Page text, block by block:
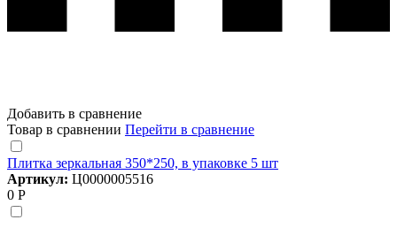
Добавить в сравнение
Товар в сравнении Перейти в сравнение
Плитка зеркальная 350*250, в упаковке 5 шт
Артикул: Ц0000005516
0 Р